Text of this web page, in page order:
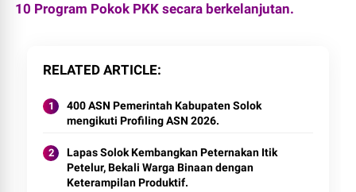
10 Program Pokok PKK secara berkelanjutan.
RELATED ARTICLE
400 ASN Pemerintah Kabupaten Solok
mengikuti Profiling ASN 2026.
Lapas Solok Kembangkan Peternakan Itik
Petelur, Bekali Warga Binaan dengan
Keterampilan Produktif.